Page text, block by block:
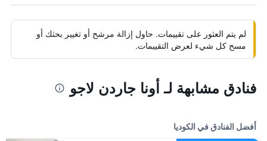
لم يتم العثور على تقييمات. حاول إزالة مرشح أو تغيير بحثك أو
مسح كل شيء لعرض التقييمات.
فنادق مشابهة لـ أونا جاردن لاجو
أفضل الفنادق في الكوديا